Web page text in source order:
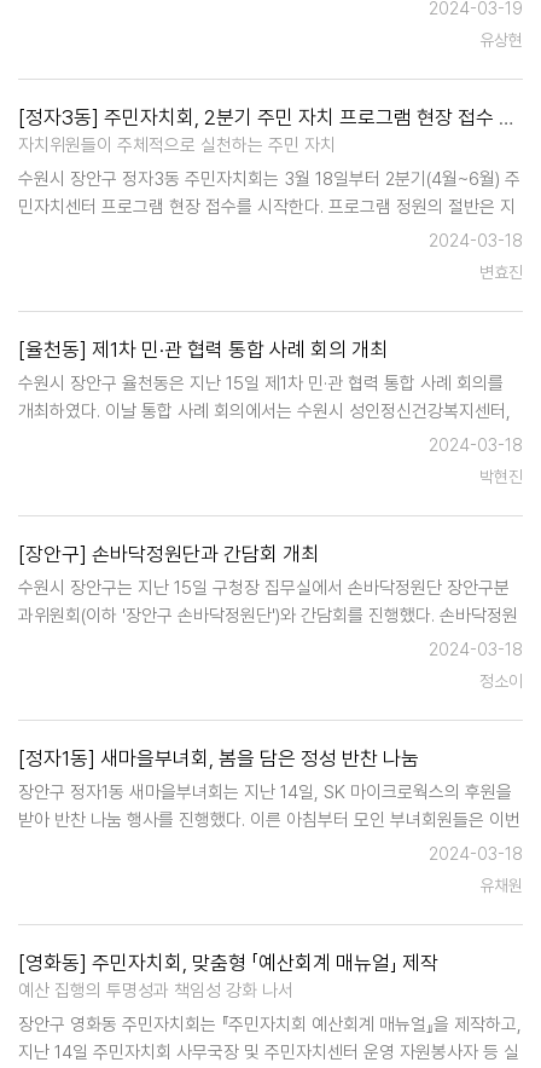
택으로 열람 및 의견 제출 기간 경과 후 부동산 가격 공시위원회의 …
2024-03-19
유상현
[정자3동] 주민자치회, 2분기 주민 자치 프로그램 현장 접수 시작
자치위원들이 주체적으로 실천하는 주민 자치
수원시 장안구 정자3동 주민자치회는 3월 18일부터 2분기(4월~6월) 주
민자치센터 프로그램 현장 접수를 시작한다. 프로그램 정원의 절반은 지
난 11일부터 인터넷을 통해 접수 받았다. 요가, 라인댄스 등 인기 프로그
2024-03-18
변효진
[율천동] 제1차 민·관 협력 통합 사례 회의 개최
수원시 장안구 율천동은 지난 15일 제1차 민·관 협력 통합 사례 회의를
개최하였다. 이날 통합 사례 회의에서는 수원시 성인정신건강복지센터,
수원시휴먼서비스센터, 연무사회복지관 담당자 등 유관 기관 전문가들과
사례 대상자 가구의 개입 방향 및 욕구에 맞는 서비스 계획을 수립했다.
2024-03-18
박현진
[장안구] 손바닥정원단과 간담회 개최
수원시 장안구는 지난 15일 구청장 집무실에서 손바닥정원단 장안구분
과위원회(이하 '장안구 손바닥정원단')와 간담회를 진행했다. 손바닥정원
은 민선8기 수원특례시의 새로운 도시 비전인 '15분 도시 속 1분 도시'를
위한 정책으로, 2026년까지 수원시 전역에 손바닥정원 1,000개소 조성
2024-03-18
정소이
[정자1동] 새마을부녀회, 봄을 담은 정성 반찬 나눔
장안구 정자1동 새마을부녀회는 지난 14일, SK 마이크로웍스의 후원을
받아 반찬 나눔 행사를 진행했다. 이른 아침부터 모인 부녀회원들은 이번
반찬 나눔을 통해 이웃들이 봄기운을 느낄 수 있도록 닭볶음탕과 봄동 겉
절이, 파래무초무침, 단호박 및 야채 튀김 등 7가지 반찬을 준비했다. 이
2024-03-18
유채원
[영화동] 주민자치회, 맞춤형 「예산회계 매뉴얼」 제작
예산 집행의 투명성과 책임성 강화 나서
장안구 영화동 주민자치회는 『주민자치회 예산회계 매뉴얼』을 제작하고,
지난 14일 주민자치회 사무국장 및 주민자치센터 운영 자원봉사자 등 실